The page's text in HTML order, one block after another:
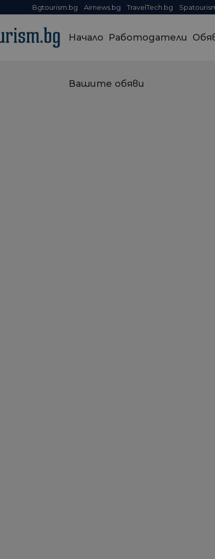
Bgtourism.bg Airnews.bg TravelTech.bg
Начало Работодатели
Вашите обяви